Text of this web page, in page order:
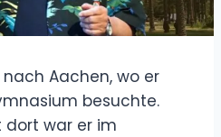
nach Aachen, wo er
besuchte.
dort war er im